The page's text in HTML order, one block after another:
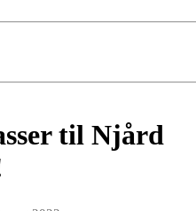
til Njård